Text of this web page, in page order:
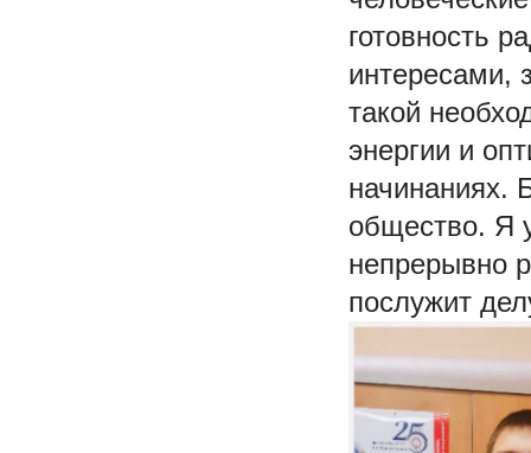
готовность
интересами,
такой
энергии и
начинаниях.
общество. Я
непрерывно
послужит